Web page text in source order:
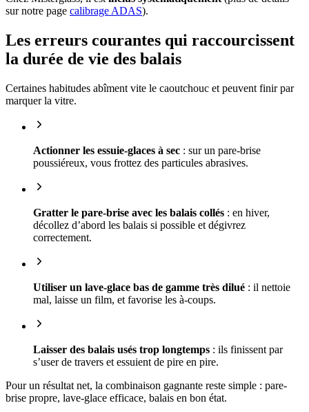
sur notre page calibrage ADAS).
Les erreurs courantes qui raccourcissent
la durée de vie des balais
Certaines habitudes abîment vite le caoutchouc et peuvent finir par
marquer la vitre.
Actionner les essuie-glaces à sec : sur un pare-brise
poussiéreux, vous frottez des particules abrasives.
Gratter le pare-brise avec les balais collés : en hiver,
décollez d’abord les balais si possible et dégivrez
correctement.
Utiliser un lave-glace bas de gamme très dilué : il nettoie
mal, laisse un film, et favorise les à-coups.
Laisser des balais usés trop longtemps : ils finissent par
s’user de travers et essuient de pire en pire.
Pour un résultat net, la combinaison gagnante reste simple : pare-
brise propre, lave-glace efficace, balais en bon état.